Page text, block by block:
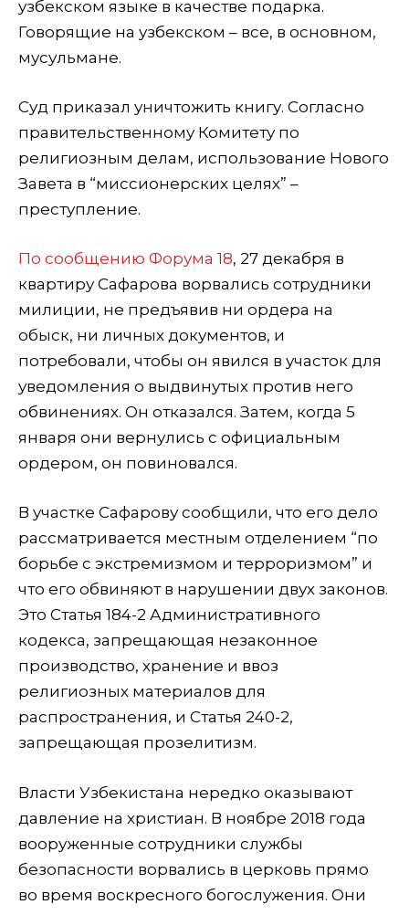
узбекском языке в качестве подарка.
Говорящие на узбекском – все, в основном,
мусульмане.
Суд приказал уничтожить книгу. Согласно
правительственному Комитету по
религиозным делам, использование Нового
Завета в “миссионерских целях” –
преступление.
По сообщению Форума 18, 27 декабря в
квартиру Сафарова ворвались сотрудники
милиции, не предъявив ни ордера на
обыск, ни личных документов, и
потребовали, чтобы он явился в участок для
уведомления о выдвинутых против него
обвинениях. Он отказался. Затем, когда 5
января они вернулись с официальным
ордером, он повиновался.
В участке Сафарову сообщили, что его дело
рассматривается местным отделением “по
борьбе с экстремизмом и терроризмом” и
что его обвиняют в нарушении двух законов.
Это Статья 184-2 Административного
кодекса, запрещающая незаконное
производство, хранение и ввоз
религиозных материалов для
распространения, и Статья 240-2,
запрещающая прозелитизм.
Власти Узбекистана нередко оказывают
давление на христиан. В ноябре 2018 года
вооруженные сотрудники службы
безопасности ворвались в церковь прямо
во время воскресного богослужения. Они